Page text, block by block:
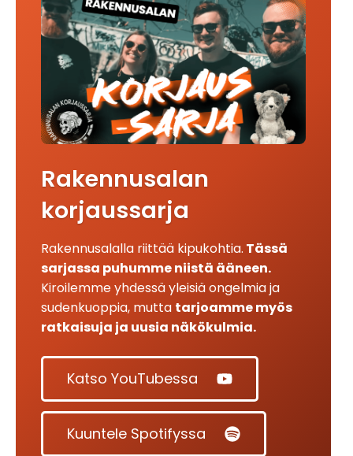
Rakennusalan
korjaussarja
Rakennusalalla riittää kipukohtia. Tässä
sarjassa puhumme niistä ääneen.
Kiroilemme yhdessä yleisiä ongelmia ja
sudenkuoppia, mutta tarjoamme myös
ratkaisuja ja uusia näkökulmia.
Katso YouTubessa
Kuuntele Spotifyssa